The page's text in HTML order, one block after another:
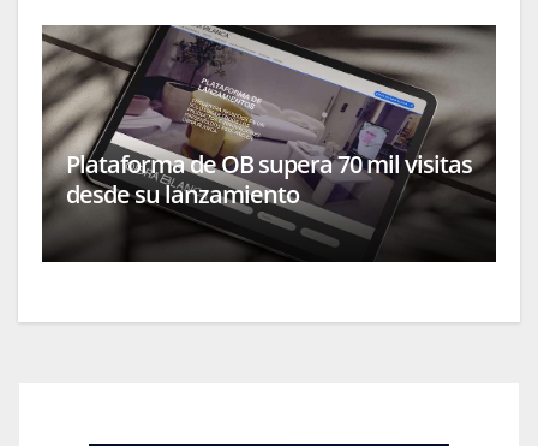
Plataforma de OB supera 70 mil visitas
desde su lanzamiento